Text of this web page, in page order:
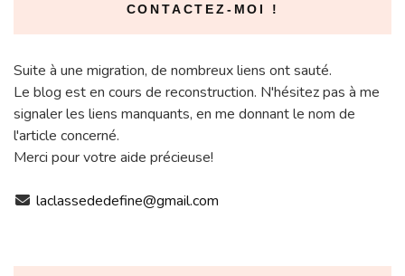
CONTACTEZ-MOI !
Suite à une migration, de nombreux liens ont sauté.
Le blog est en cours de reconstruction. N'hésitez pas à me
signaler les liens manquants, en me donnant le nom de
l'article concerné.
Merci pour votre aide précieuse!
laclassededefine@gmail.com